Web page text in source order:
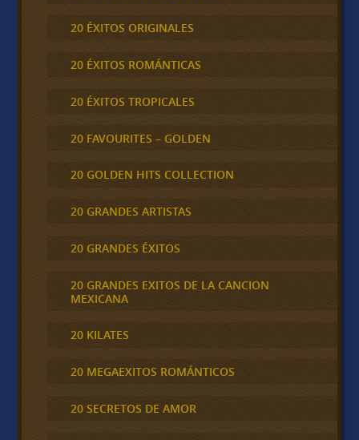
20 ÉXITOS ORIGINALES
20 ÉXITOS ROMÁNTICAS
20 ÉXITOS TROPICALES
20 FAVOURITES – GOLDEN
20 GOLDEN HITS COLLECTION
20 GRANDES ARTISTAS
20 GRANDES ÉXITOS
20 GRANDES EXITOS DE LA CANCION
MEXICANA
20 KILATES
20 MEGAEXITOS ROMÁNTICOS
20 SECRETOS DE AMOR